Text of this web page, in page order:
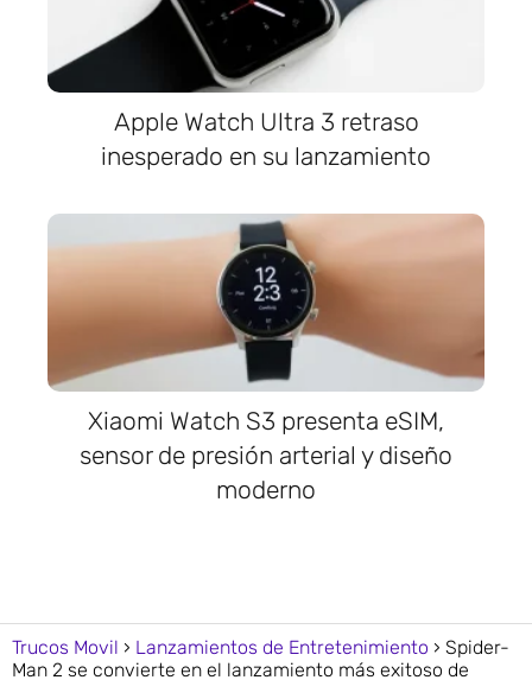
Apple Watch Ultra 3 retraso
inesperado en su lanzamiento
Xiaomi Watch S3 presenta eSIM,
sensor de presión arterial y diseño
moderno
Trucos Movil Lanzamientos de Entretenimiento
Spider-
Man 2 se convierte en el lanzamiento más exitoso de